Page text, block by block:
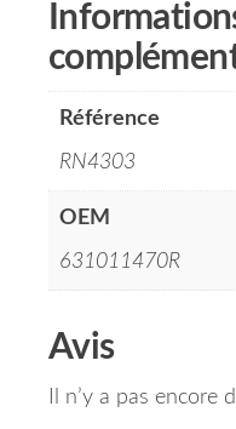
Référence
RN4303
OEM
631011470R
Avis
Il n’y a pas encore